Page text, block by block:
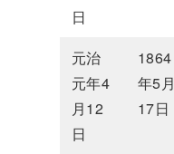
日
元治
元年4
月12
日
1864
年5月
17日